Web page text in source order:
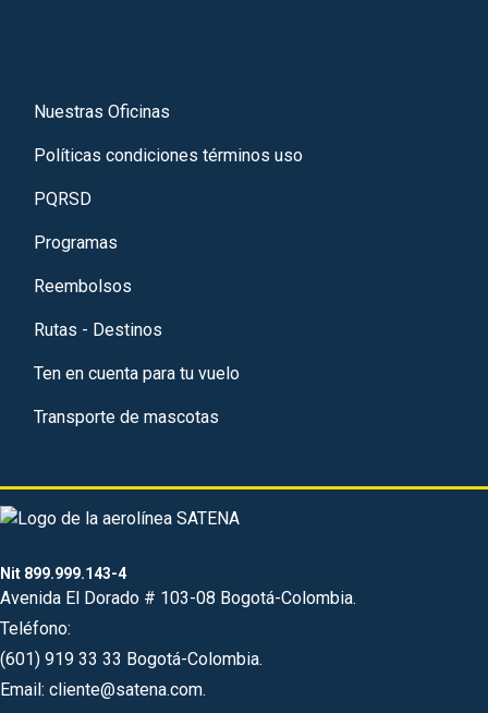
Nuestras Oficinas
Políticas condiciones términos uso
PQRSD
Programas
Reembolsos
Rutas - Destinos
Ten en cuenta para tu vuelo
Transporte de mascotas
Nit 899.999.143-4
Avenida El Dorado # 103-08 Bogotá-Colombia.
Teléfono:
(601) 919 33 33 Bogotá-Colombia.
Email: cliente@satena.com.